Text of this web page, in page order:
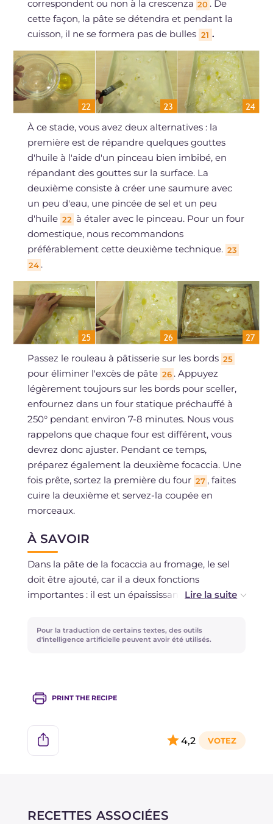
correspondent ou non à la crescenza 20 . De
cette façon, la pâte se détendra et pendant la
cuisson, il ne se formera pas de bulles 21 .
À ce stade, vous avez deux alternatives : la
première est de répandre quelques gouttes
d'huile à l'aide d'un pinceau bien imbibé, en
répandant des gouttes sur la surface. La
deuxième consiste à créer une saumure avec
un peu d'eau, une pincée de sel et un peu
d'huile 22 à étaler avec le pinceau. Pour un four
domestique, nous recommandons
préférablement cette deuxième technique. 23
24 .
Passez le rouleau à pâtisserie sur les bords 25
pour éliminer l'excès de pâte 26 . Appuyez
légèrement toujours sur les bords pour sceller,
enfournez dans un four statique préchauffé à
250° pendant environ 7-8 minutes. Nous vous
rappelons que chaque four est différent, vous
devrez donc ajuster. Pendant ce temps,
préparez également la deuxième focaccia. Une
fois prête, sortez la première du four 27 , faites
cuire la deuxième et servez-la coupée en
morceaux.
À SAVOIR
Dans la pâte de la focaccia au fromage, le sel
doit être ajouté, car il a deux fonctions
importantes : il est un épaississant et un
Si la pâte se rétracte en l'étalant, il peut y avoir
laissant reposer sous un torchon.
Si la pâte se déchire en l'étalant, alors une farine
trop faible a été utilisée. Dans ce cas, il faut
excellent!
Pour la traduction de certains textes, des outils
d'intelligence artificielle peuvent avoir été utilisés.
PRINT THE RECIPE
4,2
RECETTES ASSOCIÉES